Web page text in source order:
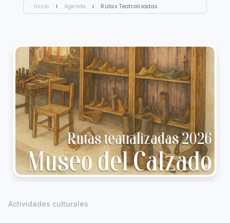
Inicio I Agenda I Rutas Teatralizadas
Actividades culturales